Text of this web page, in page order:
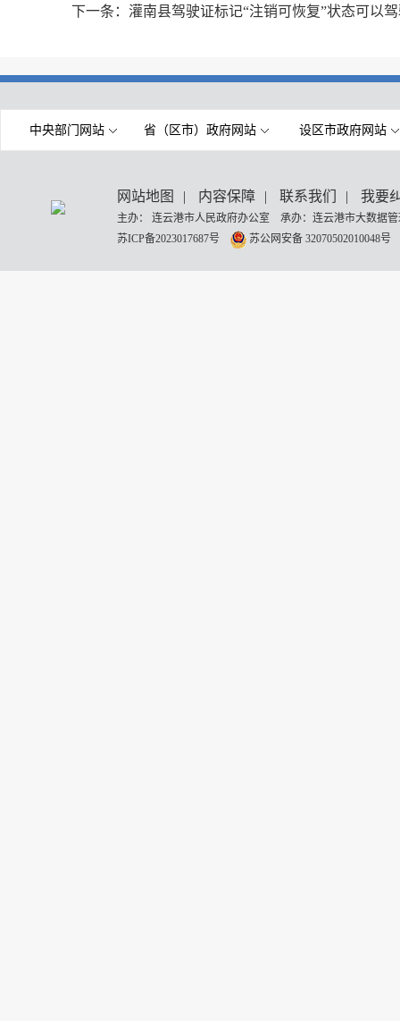
下一条： 灌南县驾驶证标记“注销可恢复”状态可以
中央部门网站 省（区市）政府网站 设区市政府网站
网站地图 | 内容保障 | 联系我们 | 我要
主办： 连云港市人民政府办公室 承办：连云港市大数据
苏ICP备2023017687号
苏公网安备 32070502010048号